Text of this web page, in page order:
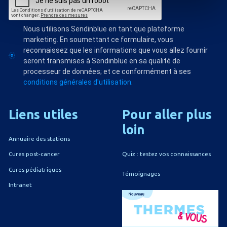
Nous utilisons Sendinblue en tant que plateforme
marketing. En soumettant ce formulaire, vous
reconnaissez que les informations que vous allez fournir
seront transmises à Sendinblue en sa qualité de
processeur de données; et ce conformément à ses
conditions générales d'utilisation
Liens utiles
Annuaire des stations
Cures post-cancer
Cures pédiatriques
Intranet
Pour aller plus
loin
Quiz : testez vos connaissances
Témoignages